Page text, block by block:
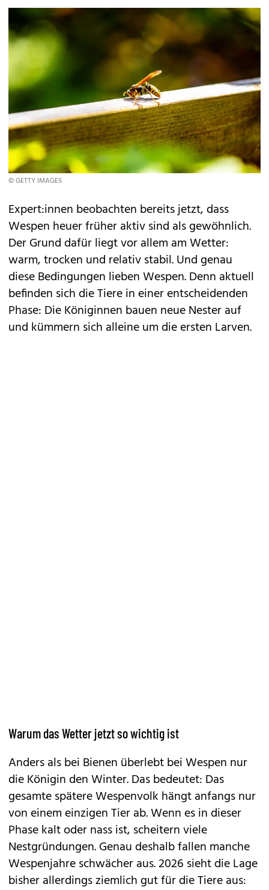
© GETTY IMAGES
Expert:innen beobachten bereits jetzt, dass
Wespen heuer früher aktiv sind als gewöhnlich.
Der Grund dafür liegt vor allem amWetter:
warm, trocken und relativ stabil. Und genau
diese Bedingungen lieben Wespen. Denn aktuell
befinden sich die Tiere in einer entscheidenden
Phase: Die Königinnen bauen neue Nester auf
und kümmern sich alleine um die ersten Larven.
Warum das Wetter jetzt so wichtig ist
Anders als bei Bienen überlebt bei Wespen nur
die Königin den Winter. Das bedeutet: Das
gesamte spätere Wespenvolk hängt anfangs nur
von einem einzigen Tier ab. Wenn es in dieser
Phase kalt oder nass ist, scheitern viele
Nestgründungen. Genau deshalb fallen manche
Wespenjahre schwächer aus. 2026 sieht die Lage
bisher allerdings ziemlich gut für die Tiere aus: